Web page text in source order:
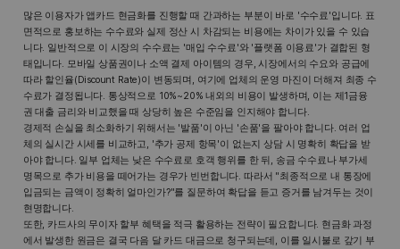
많은 이용자가 앱카드 현금화를 진행할 때 간과하는 부분이 바로 '수수료'입니다. 표
면적으로 홍보하는 수수료와 실제 정산 시 차감되는 비용에는 차이가 있을 수 있습
니다. 일반적으로 이 시장의 수수료는 '매입 수수료'와 '플랫폼 이용료'가 결합된 형
태입니다. 모바일 상품권이나 소액 결제 아이템의 경우, 시장에서의 수요와 공급에
따라 할인율(Discount Rate)이 변동되며, 여기에 업체의 운영 마진이 더해져 최종 수
수료가 결정됩니다. 통상적으로 10%~20% 내외의 비용이 발생하며, 이는 제1금융
권 대출 금리와 비교했을 때 상당히 높은 수준임을 인지해야 합니다.
경제적 손실을 최소화하기 위해서는 '발품'이 아닌 '손품'을 팔아야 합니다. 여러 업
체의 실시간 시세를 비교하고, '추가 공제 항목'이 없는지 상담 시 명확히 확답을 받
아야 합니다. 일부 업체는 낮은 수수료로 호객 행위를 한 뒤, 송금 수수료나 부가세
명목으로 추가 비용을 떼어가는 경우가 빈번합니다. 따라서 "최종적으로 내 통장에
입금되는 금액이 정확히 얼마인가?"를 질문하여 확답을 듣고 증거를 남겨두는 것이
현명합니다.
또한, 카드사의 무이자 할부 혜택을 적극 활용하는 전략이 필요합니다. 현금화 과정
에서 발생한 원금은 결국 다음 달 카드 대금으로 청구되는데, 이를 일시불로 갚기 부